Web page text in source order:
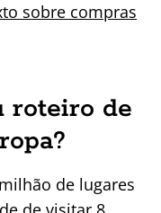
sobre compras
roteiro de
de lugares